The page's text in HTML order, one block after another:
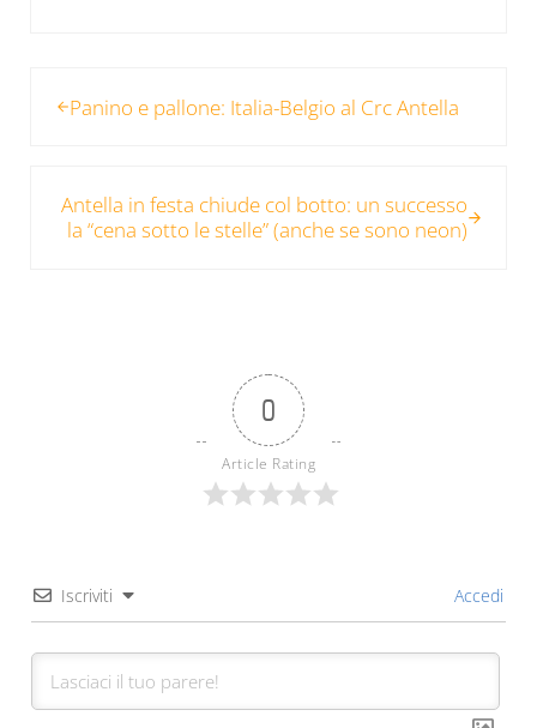
Panino e pallone: Italia-Belgio al Crc Antella
Antella in festa chiude col botto: un successo
la “cena sotto le stelle” (anche se sono neon)
0
Article Rating
Iscriviti Accedi